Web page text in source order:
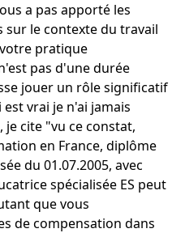
a pas apporté les
sur le contexte du travail
pratique
pas d'une durée
jouer un rôle significatif
vrai je n'ai jamais
je cite "vu ce constat,
en France, diplôme
du 01.07.2005, avec
spécialisée ES peut
que vous
de compensation dans